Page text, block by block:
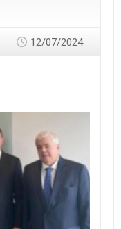
12/07/2024